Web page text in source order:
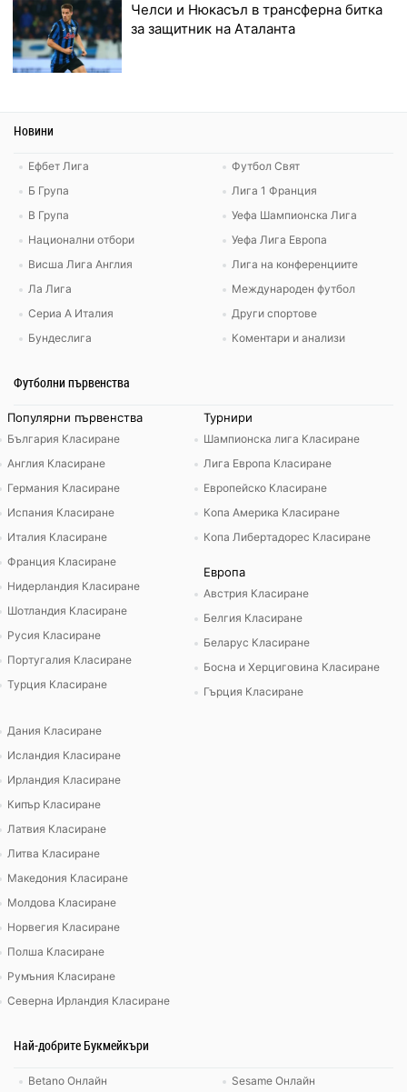
Челси и Нюкасъл в трансферна битка
за защитник на Аталанта
Новини
Ефбет Лига
Б Група
В Група
Национални отбори
Висша Лига Англия
Ла Лига
Сериа А Италия
Бундеслига
Футбол Свят
Лига 1 Франция
Уефа Шампионска Лига
Уефа Лига Европа
Лига на конференциите
Международен футбол
Други спортове
Коментари и анализи
Футболни първенства
Популярни първенства
България Класиране
Англия Класиране
Германия Класиране
Испания Класиране
Италия Класиране
Франция Класиране
Нидерландия Класиране
Шотландия Класиране
Русия Класиране
Португалия Класиране
Турция Класиране
Турнири
Шампионска лига Класиране
Лига Европа Класиране
Европейско Класиране
Копа Америка Класиране
Копа Либертадорес Класиране
Европа
Австрия Класиране
Белгия Класиране
Беларус Класиране
Босна и Херциговина Класиране
Гърция Класиране
Дания Класиране
Исландия Класиране
Ирландия Класиране
Кипър Класиране
Латвия Класиране
Литва Класиране
Македония Класиране
Молдова Класиране
Норвегия Класиране
Полша Класиране
Румъния Класиране
Северна Ирландия Класиране
Най-добрите Букмейкъри
Betano Онлайн
Sesame Онлайн